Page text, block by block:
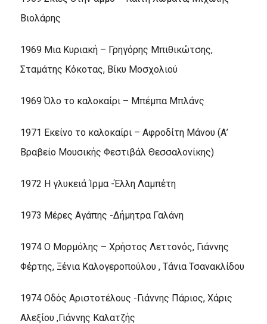
Βιολάρης
1969 Μια Κυριακή – Γρηγόρης Μπιθικώτσης,
Σταμάτης Κόκοτας, Βίκυ Μοσχολιού
1969 Όλο το καλοκαίρι – Μπέμπα Μπλάνς
1971 Εκείνο το καλοκαίρι – Αφροδίτη Μάνου (Α’
Βραβείο Μουσικής Φεστιβάλ Θεσσαλονίκης)
1972 Η γλυκειά Ίρμα -Έλλη Λαμπέτη
1973 Μέρες Αγάπης -Δήμητρα Γαλάνη
1974 Ο Μορμόλης – Χρήστος Λεττονός, Γιάννης
Φέρτης, Ξένια Καλογεροπούλου , Τάνια Τσανακλίδου
1974 Οδός Αριστοτέλους -Γιάννης Πάριος, Χάρις
Αλεξίου ,Γιάννης Καλατζής